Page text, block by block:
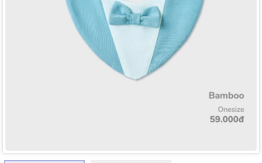
Ngày hết hạn: